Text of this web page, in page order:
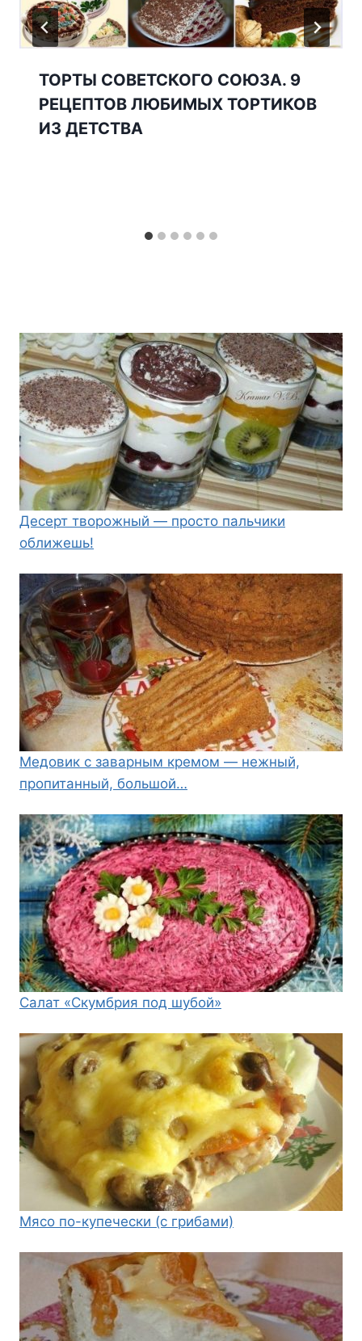
ТОРТЫ СОВЕТСКОГО СОЮЗА. 9
РЕЦЕПТОВ ЛЮБИМЫХ ТОРТИКОВ
ИЗ ДЕТСТВА
Десерт творожный — просто пальчики
оближешь!
Медовик с заварным кремом — нежный,
пропитанный, большой…
Салат «Скумбрия под шубой»
Мясо по-купечески (с грибами)